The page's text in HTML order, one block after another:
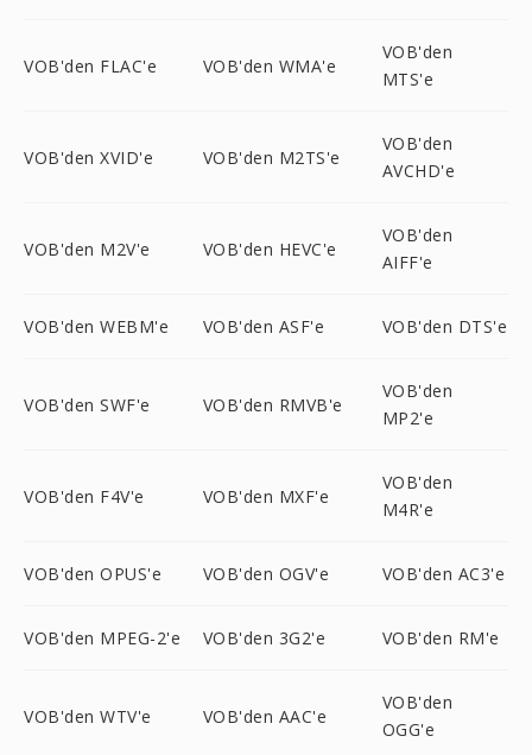
VOB'den FLAC'e VOB'den WMA'e
VOB'den
MTS'e
VOB'den XVID'e VOB'den M2TS'e
VOB'den
AVCHD'e
VOB'den M2V'e VOB'den HEVC'e
VOB'den
AIFF'e
VOB'den WEBM'e VOB'den ASF'e VOB'den DTS'e
VOB'den SWF'e VOB'den RMVB'e
VOB'den
MP2'e
VOB'den F4V'e VOB'den MXF'e
VOB'den
M4R'e
VOB'den OPUS'e VOB'den OGV'e VOB'den AC3'e
VOB'den MPEG-2'e VOB'den 3G2'e VOB'den RM'e
VOB'den WTV'e VOB'den AAC'e
VOB'den
OGG'e